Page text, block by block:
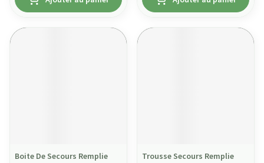
Boite De Secours Remplie
Trousse Secours Remplie